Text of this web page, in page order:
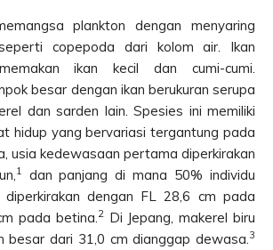
plankton dengan menyaring
copepoda dari kolom air. Ikan
ikan kecil dan cumi-cumi.
besar dengan ikan berukuran serupa
dan sarden lain. Spesies ini memiliki
hidup yang bervariasi tergantung pada
usia kedewasaan pertama diperkirakan
1
dan panjang di mana 50% individu
dengan FL 28,6 cm pada
pada betina.2Di Jepang, makerel biru
besar dari 31,0 cm dianggap dewasa.3